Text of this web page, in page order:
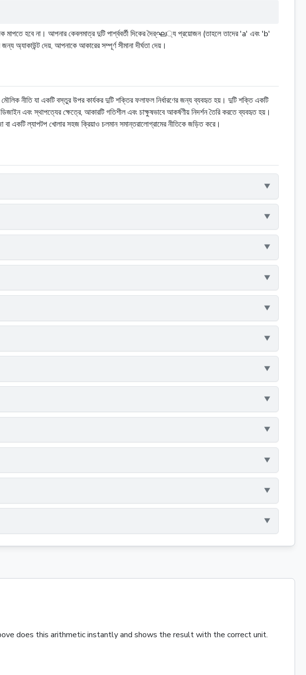
মাপতে হবে না। আপনার কেবলমাত্র দুটি পার্শ্ববর্তী দিকের দৈর্ഘ্য প্রয়োজন (তাহলে তাদের 'a' এবং 'b'
অ্যাকাউন্ট দেয়, আপনাকে আকারের সম্পূর্ণ সীমানা দীর্ঘতা দেয়।
নীতি যা একটি বস্তুর উপর কার্যকর দুটি শক্তির ফলাফল নির্ধারণের জন্য ব্যবহৃত হয়। দুটি শক্তি একটি
এবং স্থাপত্যের ক্ষেত্রে, আকারটি গতিশীল এবং চাক্ষুষভাবে আকর্ষণীয় নিদর্শন তৈরি করতে ব্যবহৃত হয়।
একটি ল্যাপটপ খোলার সহজ ক্রিয়াও চলমান সমান্তরালোগ্রামের নীতিকে জড়িত করে।
does this arithmetic instantly and shows the result with the correct unit.